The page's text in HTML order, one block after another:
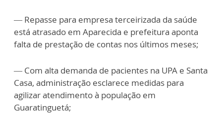
— Repasse para empresa terceirizada da saúde
está atrasado em Aparecida e prefeitura aponta
falta de prestação de contas nos últimos meses;
— Com alta demanda de pacientes na UPA e Santa
Casa, administração esclarece medidas para
agilizar atendimento à população em
Guaratinguetá;